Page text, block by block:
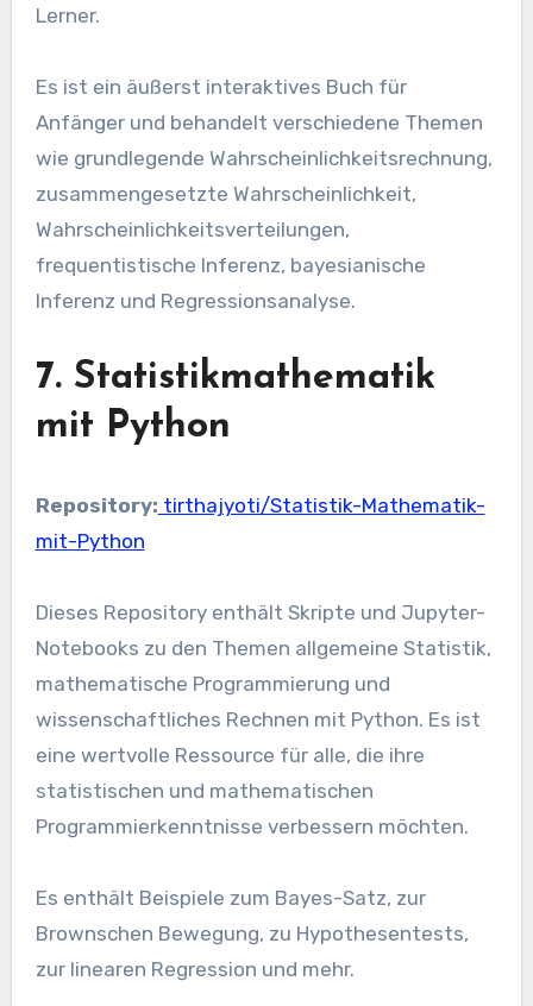
Lerner.
Es ist ein äußerst interaktives Buch für
Anfänger und behandelt verschiedene Themen
wie grundlegende Wahrscheinlichkeitsrechnung,
zusammengesetzte Wahrscheinlichkeit,
Wahrscheinlichkeitsverteilungen,
frequentistische Inferenz, bayesianische
Inferenz und Regressionsanalyse.
7. Statistikmathematik
mit Python
Repository: tirthajyoti/Statistik-Mathematik-
mit-Python
Dieses Repository enthält Skripte und Jupyter-
Notebooks zu den Themen allgemeine Statistik,
mathematische Programmierung und
wissenschaftliches Rechnen mit Python. Es ist
eine wertvolle Ressource für alle, die ihre
statistischen und mathematischen
Programmierkenntnisse verbessern möchten.
Es enthält Beispiele zum Bayes-Satz, zur
Brownschen Bewegung, zu Hypothesentests,
zur linearen Regression und mehr.